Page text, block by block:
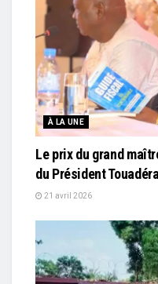
À LA UNE
Le prix du grand
du Président Touadéra
21 avril 2026